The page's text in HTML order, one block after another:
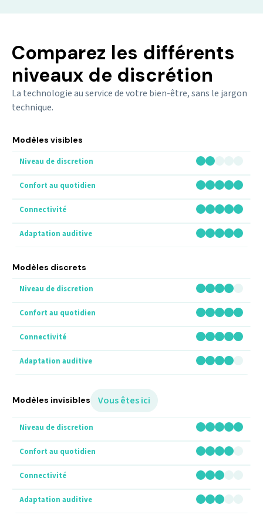
Comparez les différents
niveaux de discrétion
La technologie au service de votre bien-être, sans le jargon
technique.
Modèles visibles
Modèles discrets
Modèles invisibles Vous êtes ici